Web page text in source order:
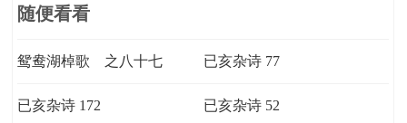
随便看看
鸳鸯湖棹歌 之八十七 已亥杂诗 77
已亥杂诗 172 已亥杂诗 52